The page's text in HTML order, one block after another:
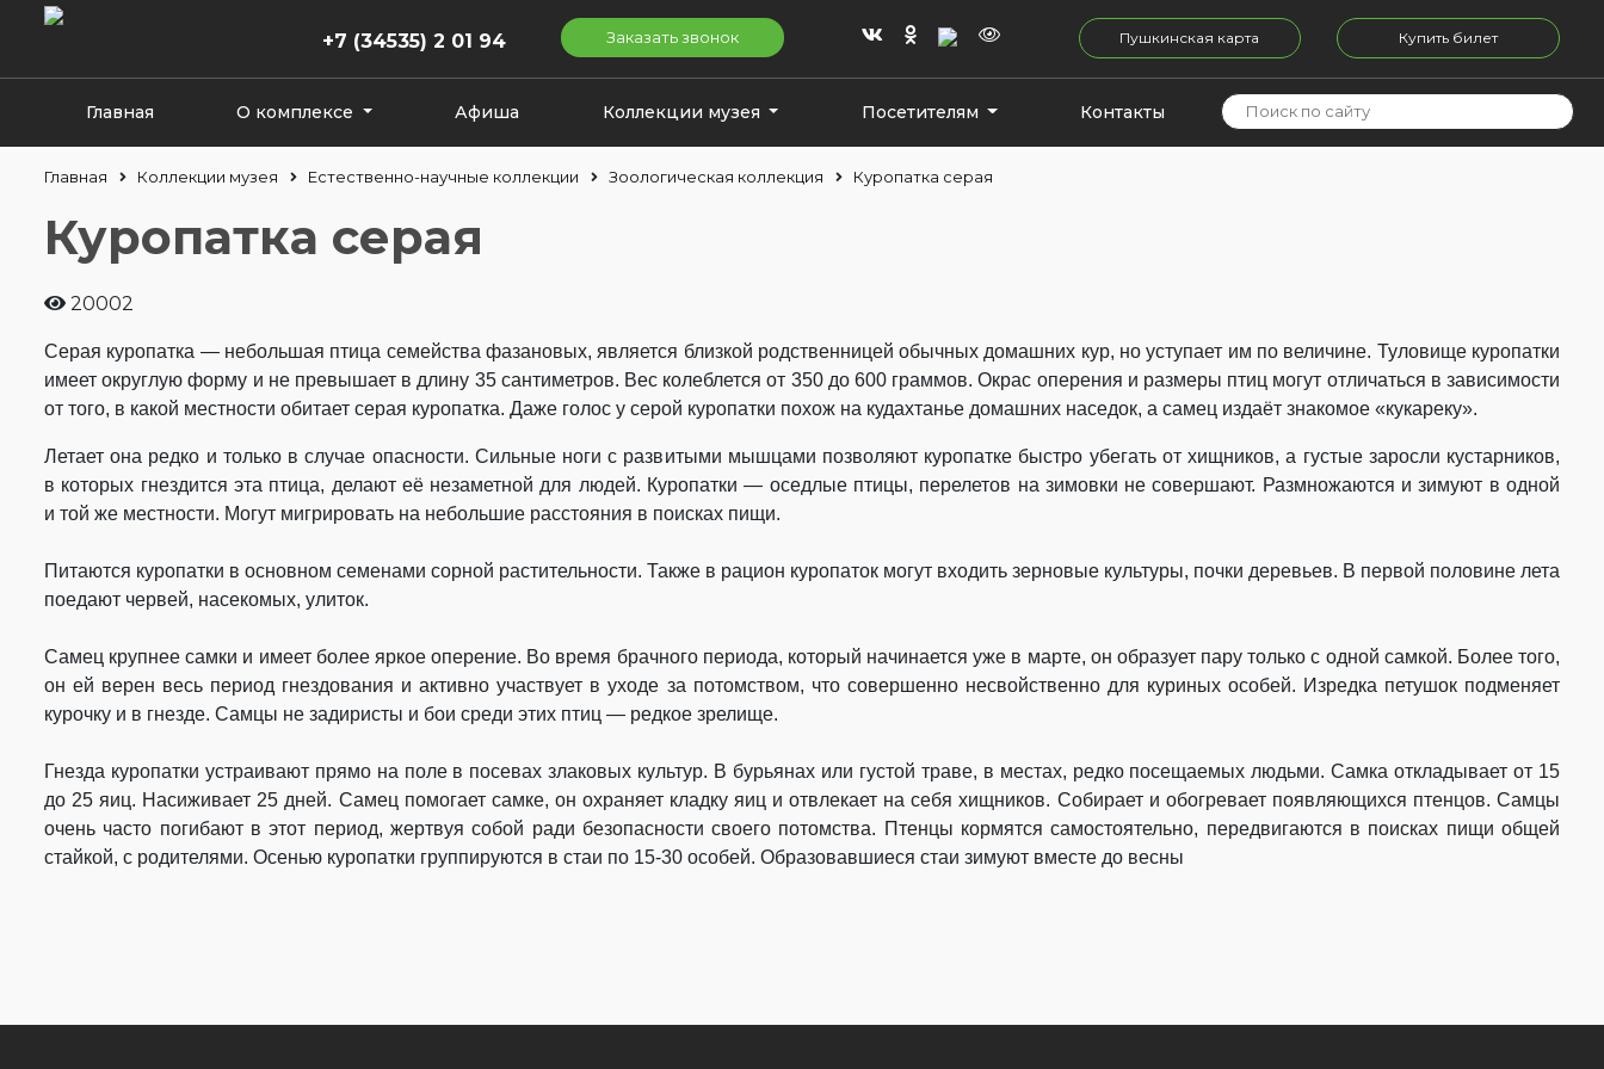
+7 (34535) 2 01 94 Заказать звонок Пушкинская карта Купить билет
Главная О комплексе Афиша Коллекции музея Посетителям Контакты
Главная Коллекции музея Естественно-научные коллекции Зоологическая коллекция Куропатка серая
Куропатка серая
20002
Серая куропатка — небольшая птица семейства фазановых, является близкой родственницей обычных домашних кур, но уступает им по величине. Туловище куропатки
имеет округлую форму и не превышает в длину 35 сантиметров. Вес колеблется от 350 до 600 граммов. Окрас оперения и размеры птиц могут отличаться в зависимости
от того, в какой местности обитает серая куропатка. Даже голос у серой куропатки похож на кудахтанье домашних наседок, а самец издаёт знакомое «кукареку».
Летает она редко и только в случае опасности. Сильные ноги с развитыми мышцами позволяют куропатке быстро убегать от хищников, а густые заросли кустарников,
в которых гнездится эта птица, делают её незаметной для людей. Куропатки — оседлые птицы, перелетов на зимовки не совершают. Размножаются и зимуют в одной
и той же местности. Могут мигрировать на небольшие расстояния в поисках пищи.
Питаются куропатки в основном семенами сорной растительности. Также в рацион куропаток могут входить зерновые культуры, почки деревьев. В первой половине лета
поедают червей, насекомых, улиток.
Самец крупнее самки и имеет более яркое оперение. Во время брачного периода, который начинается уже в марте, он образует пару только с одной самкой. Более того,
он ей верен весь период гнездования и активно участвует в уходе за потомством, что совершенно несвойственно для куриных особей. Изредка петушок подменяет
курочку и в гнезде. Самцы не задиристы и бои среди этих птиц — редкое зрелище.
Гнезда куропатки устраивают прямо на поле в посевах злаковых культур. В бурьянах или густой траве, в местах, редко посещаемых людьми. Самка откладывает от 15
до 25 яиц. Насиживает 25 дней. Самец помогает самке, он охраняет кладку яиц и отвлекает на себя хищников. Собирает и обогревает появляющихся птенцов. Самцы
очень часто погибают в этот период, жертвуя собой ради безопасности своего потомства. Птенцы кормятся самостоятельно, передвигаются в поисках пищи общей
стайкой, с родителями. Осенью куропатки группируются в стаи по 15-30 особей. Образовавшиеся стаи зимуют вместе до весны